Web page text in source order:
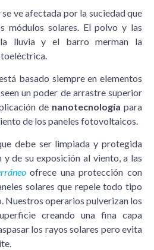
ve afectada por la suciedad que
módulos solares. El polvo y las
lluvia y el barro merman la
basado siempre en elementos
un poder de arrastre superior
de nanotecnología para
de los paneles fotovoltaicos.
debe ser limpiada y protegida
y de su exposición al viento, a las
ofrece una protección con
solares que repele todo tipo
Nuestros operarios pulverizan los
creando una fina capa
los rayos solares pero evita